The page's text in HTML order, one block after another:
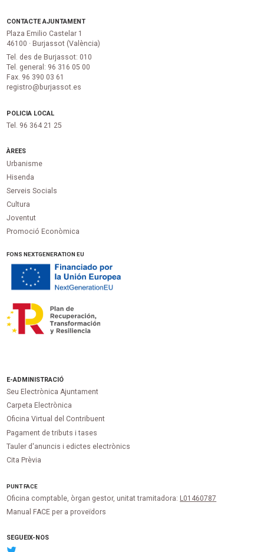
CONTACTE AJUNTAMENT
Plaza Emilio Castelar 1
46100 · Burjassot (València)
Tel. des de Burjassot: 010
Tel. general: 96 316 05 00
Fax. 96 390 03 61
registro@burjassot.es
POLICIA LOCAL
Tel. 96 364 21 25
ÀREES
Urbanisme
Hisenda
Serveis Socials
Cultura
Joventut
Promoció Econòmica
FONS NEXTGENERATION EU
E-ADMINISTRACIÓ
Seu Electrònica Ajuntament
Carpeta Electrònica
Oficina Virtual del Contribuent
Pagament de tributs i tases
Tauler d'anuncis i edictes electrònics
Cita Prèvia
PUNTFACE
Oficina comptable, òrgan gestor, unitat tramitadora: L01460787
Manual FACE per a proveïdors
SEGUEIX-NOS